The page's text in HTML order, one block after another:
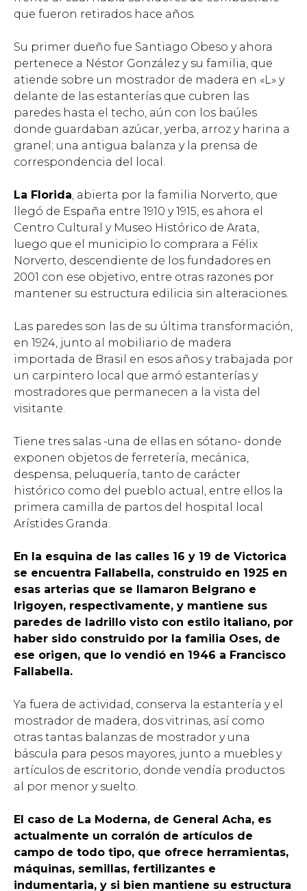
que fueron retirados hace años.
Su primer dueño fue Santiago Obeso y ahora
pertenece a Néstor González y su familia, que
atiende sobre un mostrador de madera en «L» y
delante de las estanterías que cubren las
paredes hasta el techo, aún con los baúles
donde guardaban azúcar, yerba, arroz y harina a
granel; una antigua balanza y la prensa de
correspondencia del local.
La Florida , abierta por la familia Norverto, que
llegó de España entre 1910 y 1915, es ahora el
Centro Cultural y Museo Histórico de Arata,
luego que el municipio lo comprara a Félix
Norverto, descendiente de los fundadores en
2001 con ese objetivo, entre otras razones por
mantener su estructura edilicia sin alteraciones.
Las paredes son las de su última transformación,
en 1924, junto al mobiliario de madera
importada de Brasil en esos años y trabajada por
un carpintero local que armó estanterías y
mostradores que permanecen a la vista del
visitante.
Tiene tres salas -una de ellas en sótano- donde
exponen objetos de ferretería, mecánica,
despensa, peluquería, tanto de carácter
histórico como del pueblo actual, entre ellos la
primera camilla de partos del hospital local
Arístides Granda.
En la esquina de las calles 16 y 19 de Victorica
se encuentra Fallabella, construido en 1925 en
esas arterias que se llamaron Belgrano e
Irigoyen, respectivamente, y mantiene sus
paredes de ladrillo visto con estilo italiano, por
haber sido construido por la familia Oses, de
ese origen, que lo vendió en 1946 a Francisco
Fallabella.
Ya fuera de actividad, conserva la estantería y el
mostrador de madera, dos vitrinas, así como
otras tantas balanzas de mostrador y una
báscula para pesos mayores, junto a muebles y
artículos de escritorio, donde vendía productos
al por menor y suelto.
El caso de La Moderna, de General Acha, es
actualmente un corralón de artículos de
campo de todo tipo, que ofrece herramientas,
máquinas, semillas, fertilizantes e
indumentaria, y si bien mantiene su estructura